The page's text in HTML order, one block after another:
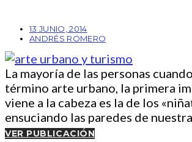
13 JUNIO, 2014
ANDRÉS ROMERO
La mayoría de las personas
término arte urbano, la primera
viene a la cabeza es la de los
ensuciando las paredes de
VER PUBLICACIÓN